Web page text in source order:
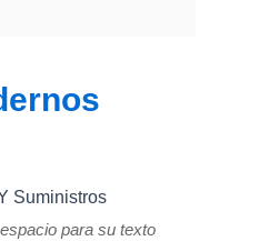
para su texto